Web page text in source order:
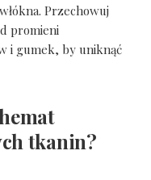
Przechowuj
promieni
i gumek, by uniknąć
tkanin?